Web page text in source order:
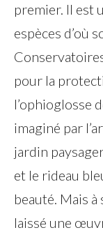
premier. Il est
espèces d’où
pour la
l’ophioglosse
imaginé par
jardin
et le rideau
beauté. Mais
laissé une